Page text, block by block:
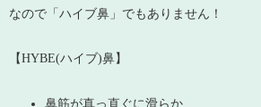
なので「ハイブ鼻」でもありません！
【HYBE(ハイブ)鼻】
鼻筋が真っ直ぐに滑らか